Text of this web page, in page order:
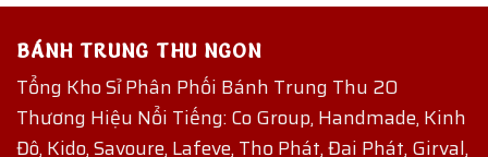
BÁNH TRUNG THU NGON
Tổng Kho Sỉ Phân Phối Bánh Trung Thu 20
Thương Hiệu Nổi Tiếng: Co Group, Handmade, Kinh
Đô, Kido, Savoure, Lafeve, Thọ Phát, Đại Phát, Girval,